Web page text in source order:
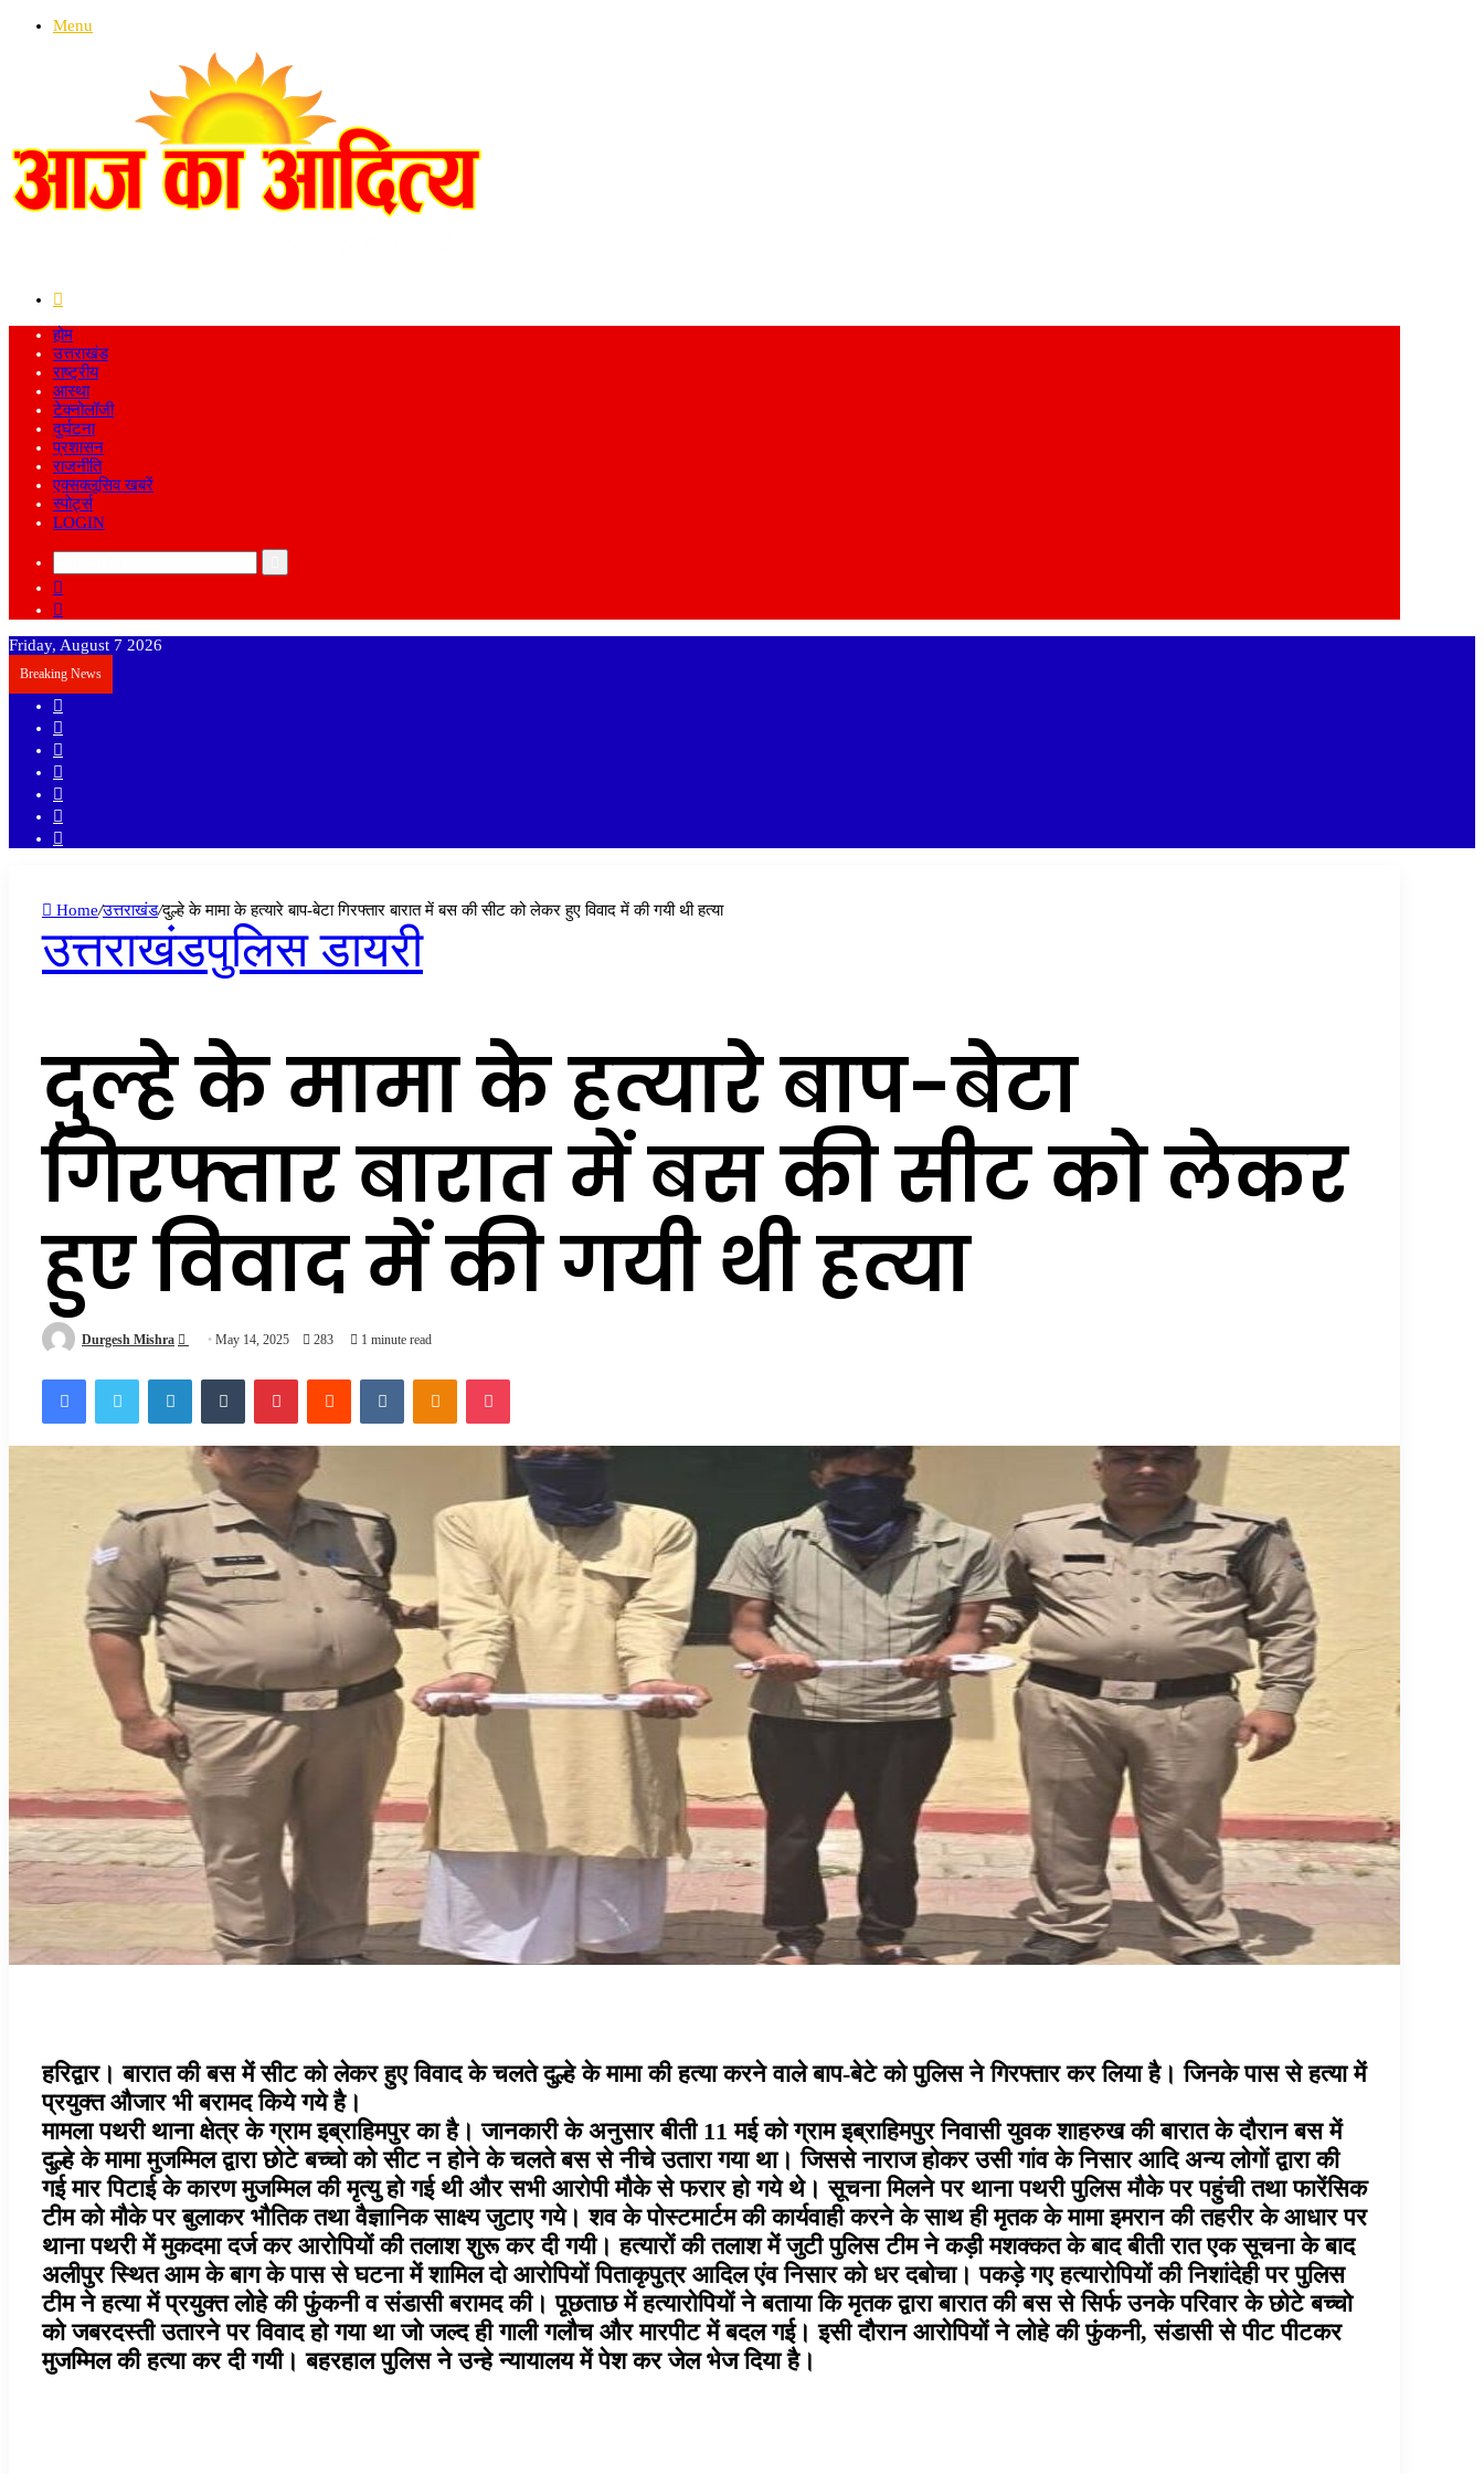
Menu
होम
उत्तराखंड
राष्ट्रीय
आस्था
टेक्नोलॉजी
दुर्घटना
प्रशासन
राजनीति
एक्सक्लूसिव खबरें
स्पोर्ट्स
LOGIN
Search
Article
Friday, August 7 2026
Breaking News
Home/उत्तराखंड/दुल्हे के मामा के हत्यारे बाप-बेटा गिरफ्तार बारात में बस की सीट को लेकर हुए विवाद में की गयी थी हत्या
उत्तराखंडपुलिस डायरी
दुल्हे के मामा के हत्यारे बाप-बेटा
गिरफ्तार बारात में बस की सीट को लेकर
हुए विवाद में की गयी थी हत्या
Durgesh Mishra
Send May 14, 2025 283 1 minute read
FacebookTwitter LinkedInTumblrPinterestReddit VKontakteOdnoklassniki
Pocket
हरिद्वार। बारात की बस में सीट को लेकर हुए विवाद के चलते दुल्हे के मामा की हत्या करने वाले बाप-बेटे को पुलिस ने गिरफ्तार कर लिया है। जिनके पास से हत्या में
प्रयुक्त औजार भी बरामद किये गये है।
मामला पथरी थाना क्षेत्र के ग्राम इब्राहिमपुर का है। जानकारी के अनुसार बीती 11 मई को ग्राम इब्राहिमपुर निवासी युवक शाहरुख की बारात के दौरान बस में
दुल्हे के मामा मुजम्मिल द्वारा छोटे बच्चो को सीट न होने के चलते बस से नीचे उतारा गया था। जिससे नाराज होकर उसी गांव के निसार आदि अन्य लोगों द्वारा की
गई मार पिटाई के कारण मुजम्मिल की मृत्यु हो गई थी और सभी आरोपी मौके से फरार हो गये थे। सूचना मिलने पर थाना पथरी पुलिस मौके पर पहुंची तथा फारेंसिक
टीम को मौके पर बुलाकर भौतिक तथा वैज्ञानिक साक्ष्य जुटाए गये। शव के पोस्टमार्टम की कार्यवाही करने के साथ ही मृतक के मामा इमरान की तहरीर के आधार पर
थाना पथरी में मुकदमा दर्ज कर आरोपियों की तलाश शुरू कर दी गयी। हत्यारों की तलाश में जुटी पुलिस टीम ने कड़ी मशक्कत के बाद बीती रात एक सूचना के बाद
अलीपुर स्थित आम के बाग के पास से घटना में शामिल दो आरोपियों पिताकृपुत्र आदिल एंव निसार को धर दबोचा। पकड़े गए हत्यारोपियों की निशांदेही पर पुलिस
टीम ने हत्या में प्रयुक्त लोहे की फुंकनी व संडासी बरामद की। पूछताछ में हत्यारोपियों ने बताया कि मृतक द्वारा बारात की बस से सिर्फ उनके परिवार के छोटे बच्चो
को जबरदस्ती उतारने पर विवाद हो गया था जो जल्द ही गाली गलौच और मारपीट में बदल गई। इसी दौरान आरोपियों ने लोहे की फुंकनी, संडासी से पीट पीटकर
मुजम्मिल की हत्या कर दी गयी। बहरहाल पुलिस ने उन्हे न्यायालय में पेश कर जेल भेज दिया है।